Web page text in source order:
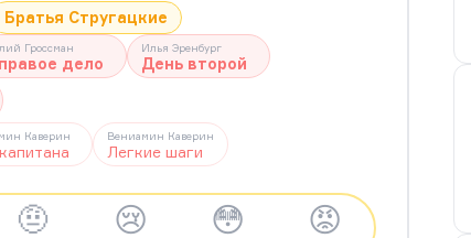
Братья Стругацкие
Гроссман
дело
Илья Эренбург
День второй
Каверин Вениамин Каверин
Легкие шаги
🤨 😢 😳 😡